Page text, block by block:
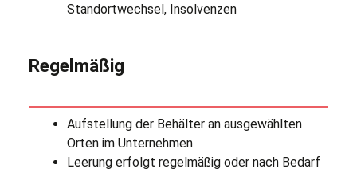
Standortwechsel, Insolvenzen
Regelmäßig
Aufstellung der Behälter an ausgewählten
Orten im Unternehmen
Leerung erfolgt regelmäßig oder nach Bedarf